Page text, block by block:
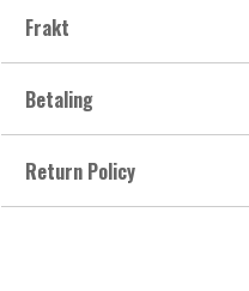
Frakt
Betaling
Return Policy